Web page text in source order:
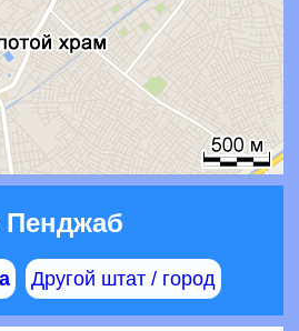
Пенджаб
Другой штат / город